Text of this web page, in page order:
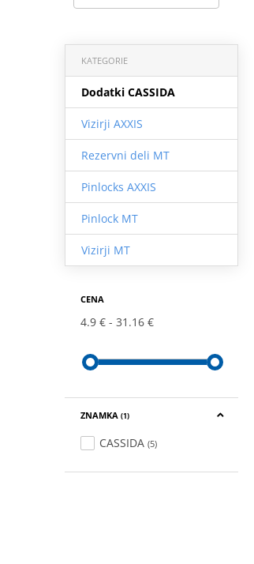
KATEGORIE
Dodatki CASSIDA
Vizirji AXXIS
Rezervni deli MT
Pinlocks AXXIS
Pinlock MT
Vizirji MT
CENA
4.9 € 31.16 €
ZNAMKA (1)
CASSIDA (5)